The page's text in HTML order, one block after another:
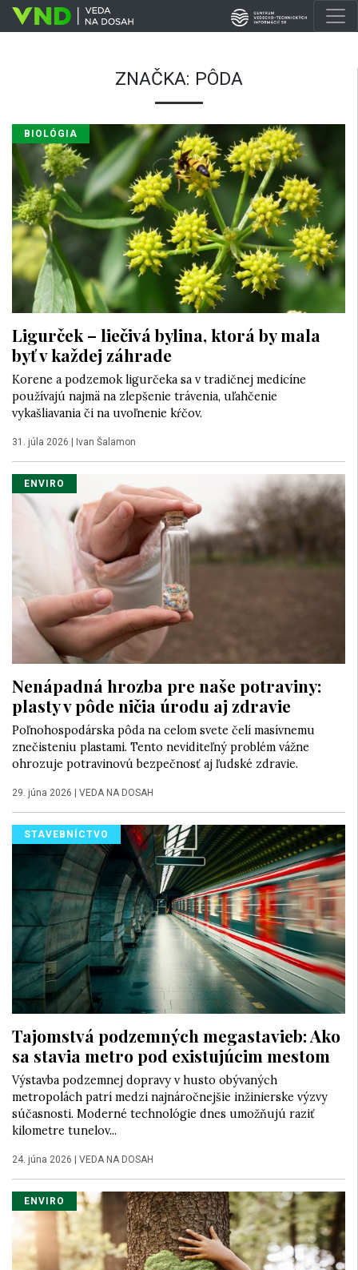
ZNAČKA: PÔDA
BIOLÓGIA
Ligurček – liečivá bylina, ktorá by mala
byť v každej záhrade
Korene a podzemok ligurčeka sa v tradičnej medicíne
používajú najmä na zlepšenie trávenia, uľahčenie
vykašliavania či na uvoľnenie kŕčov.
31. júla 2026 Ivan Šalamon
ENVIRO
Nenápadná hrozba pre naše potraviny:
plasty v pôde ničia úrodu aj zdravie
Poľnohospodárska pôda na celom svete čelí masívnemu
znečisteniu plastami. Tento neviditeľný problém vážne
ohrozuje potravinovú bezpečnosť aj ľudské zdravie.
29. júna 2026 | VEDA NA DOSAH
STAVEBNÍCTVO
Tajomstvá podzemných megastavieb: Ako
sa stavia metro pod existujúcim mestom
Výstavba podzemnej dopravy v husto obývaných
metropolách patrí medzi najnáročnejšie inžinierske výzvy
súčasnosti. Moderné technológie dnes umožňujú raziť
kilometre tunelov...
24. júna 2026 | VEDA NA DOSAH
ENVIRO